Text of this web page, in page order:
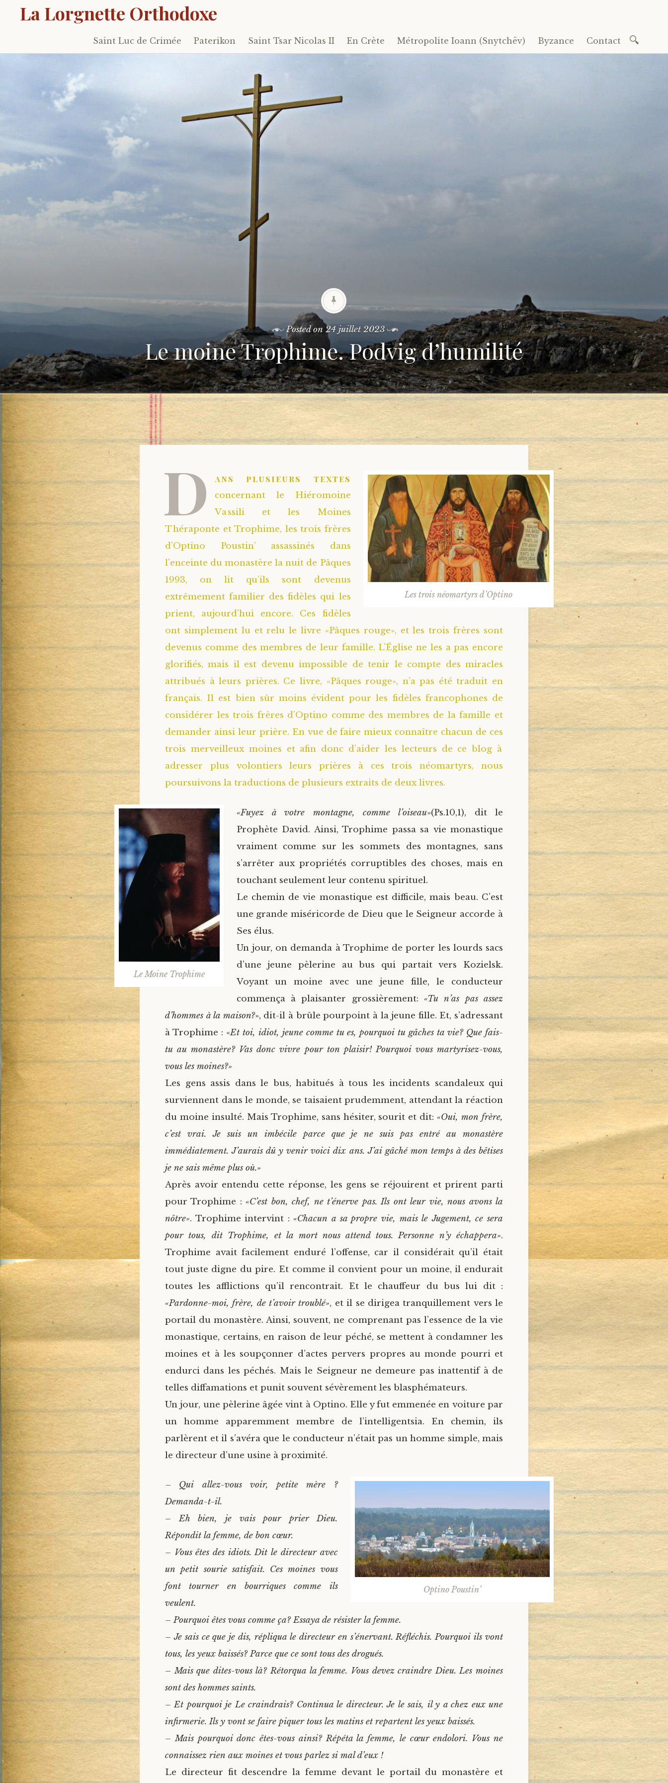
La Lorgnette Orthodoxe
Skip
to
Saint Luc de Crimée Paterikon Saint Tsar Nicolas II En Crète Métropolite Ioann (Snytchëv) Byzance Contact
Posted on24 juillet 2023
Le moine Trophime. Podvig d’humilité
Les trois néomartyrs d’Optino
D ans plusieurs textes
concernant le Hiéromoine
Vassili et les Moines
Théraponte et Trophime, les trois frères
d’Optino Poustin’ assassinés dans
l’enceinte du monastère la nuit de Pâques
1993, on lit qu’ils sont devenus
extrêmement familier des fidèles qui les
prient, aujourd’hui encore. Ces fidèles
ont simplement lu et relu le livre «Pâques rouge», et les trois frères sont
devenus comme des membres de leur famille. L’Église ne les a pas encore
glorifiés, mais il est devenu impossible de tenir le compte des miracles
attribués à leurs prières. Ce livre, «Pâques rouge», n’a pas été traduit en
français. Il est bien sûr moins évident pour les fidèles francophones de
considérer les trois frères d’Optino comme des membres de la famille et
demander ainsi leur prière. En vue de faire mieux connaître chacun de ces
trois merveilleux moines et afin donc d’aider les lecteurs de ce blog à
adresser plus volontiers leurs prières à ces trois néomartyrs, nous
poursuivons la traductions de plusieurs extraits de deux livres.
Le Moine Trophime
«Fuyez à votre montagne, comme l’oiseau»(Ps.10,1), dit le
Prophète David. Ainsi, Trophime passa sa vie monastique
vraiment comme sur les sommets des montagnes, sans
s’arrêter aux propriétés corruptibles des choses, mais en
touchant seulement leur contenu spirituel.
Le chemin de vie monastique est difficile, mais beau. C’est
une grande miséricorde de Dieu que le Seigneur accorde à
Ses élus.
Un jour, on demanda à Trophime de porter les lourds sacs
d’une jeune pèlerine au bus qui partait vers Kozielsk.
Voyant un moine avec une jeune fille, le conducteur
commença à plaisanter grossièrement: «Tu n’as pas assez
d’hommes à la maison?», dit-il à brûle pourpoint à la jeune fille. Et, s’adressant
à Trophime : «Et toi, idiot, jeune comme tu es, pourquoi tu gâches ta vie? Que fais-
tu au monastère? Vas donc vivre pour ton plaisir! Pourquoi vous martyrisez-vous,
vous les moines?»
Les gens assis dans le bus, habitués à tous les incidents scandaleux qui
surviennent dans le monde, se taisaient prudemment, attendant la réaction
du moine insulté. Mais Trophime, sans hésiter, sourit et dit:«Oui, mon frère,
c’est vrai. Je suis un imbécile parce que je ne suis pas entré au monastère
immédiatement. J’aurais dû y venir voici dix ans. J’ai gâché mon temps à des bêtises
je ne sais même plus où.»
Après avoir entendu cette réponse, les gens se réjouirent et prirent parti
pour Trophime :«C’est bon, chef, ne t’énerve pas. Ils ont leur vie, nous avons la
nôtre». Trophime intervint :«Chacun a sa propre vie, mais le Jugement, ce sera
pour tous, dit Trophime, et la mort nous attend tous. Personne n’y échappera».
Trophime avait facilement enduré l’offense, car il considérait qu’il était
tout juste digne du pire. Et comme il convient pour un moine, il endurait
toutes les afflictions qu’il rencontrait. Et le chauffeur du bus lui dit :
«Pardonne-moi, frère, de t’avoir troublé», et il se dirigea tranquillement vers le
portail du monastère. Ainsi, souvent, ne comprenant pas l’essence de la vie
monastique, certains, en raison de leur péché, se mettent à condamner les
moines et à les soupçonner d’actes pervers propres au monde pourri et
endurci dans les péchés. Mais le Seigneur ne demeure pas inattentif à de
telles diffamations et punit souvent sévèrement les blasphémateurs.
Un jour, une pèlerine âgée vint à Optino. Elle y fut emmenée en voiture par
un homme apparemment membre de l’intelligentsia. En chemin, ils
parlèrent et il s’avéra que le conducteur n’était pas un homme simple, mais
le directeur d’une usine à proximité.
Optino Poustin’
– Qui allez-vous voir, petite mère ?
Demanda-t-il.
– Eh bien, je vais pour prier Dieu.
Répondit la femme, de bon cœur.
– Vous êtes des idiots. Dit le directeur avec
un petit sourie satisfait. Ces moines vous
font tourner en bourriques comme ils
veulent.
– Pourquoi êtes vous comme ça? Essaya de résister la femme.
– Je sais ce que je dis, répliqua le directeur en s’énervant. Réfléchis. Pourquoi ils vont
tous, les yeux baissés? Parce que ce sont tous des drogués.
– Mais que dites-vous là? Rétorqua la femme. Vous devez craindre Dieu. Les moines
sont des hommes saints.
– Et pourquoi je Le craindrais? Continua le directeur. Je le sais, il y a chez eux une
infirmerie. Ils y vont se faire piquer tous les matins et repartent les yeux baissés.
– Mais pourquoi donc êtes-vous ainsi? Répéta la femme, le cœur endolori. Vous ne
connaissez rien aux moines et vous parlez si mal d’eux !
Le directeur fit descendre la femme devant le portail du monastère et